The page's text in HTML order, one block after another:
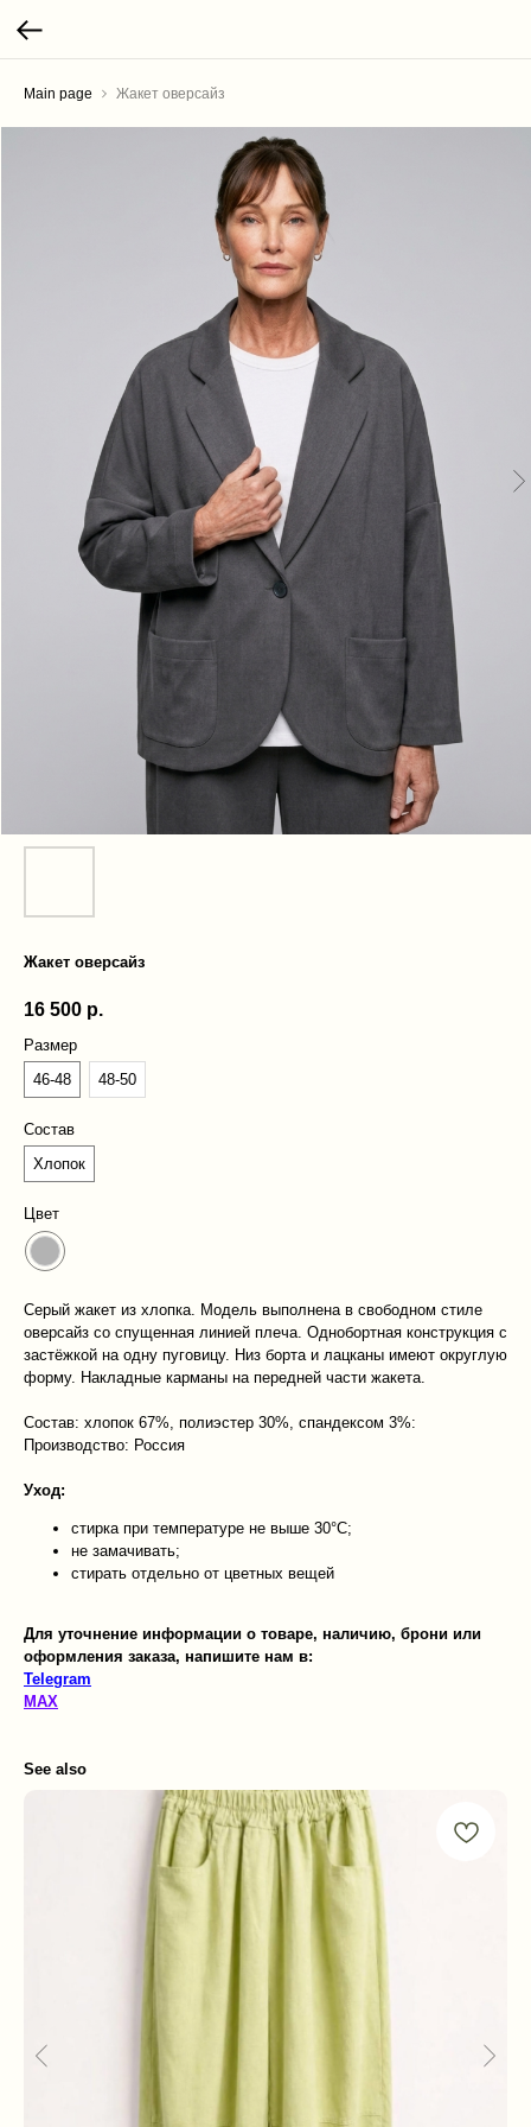
Main page Жакет оверсайз
Жакет оверсайз
16 500 р.
Размер
46-48
48-50
Состав
Хлопок
Цвет
Серый жакет из хлопка. Модель выполнена в свободном стиле
оверсайз со спущенная линией плеча. Однобортная конструкция с
застёжкой на одну пуговицу. Низ борта и лацканы имеют округлую
форму. Накладные карманы на передней части жакета.
Состав: хлопок 67%, полиэстер 30%, спандексом 3%:
Производство: Россия
Уход:
стирка при температуре не выше 30°C;
не замачивать;
стирать отдельно от цветных вещей
Для уточнение информации о товаре, наличию, брони или
оформления заказа, напишите нам в:
Telegram
MAX
See also